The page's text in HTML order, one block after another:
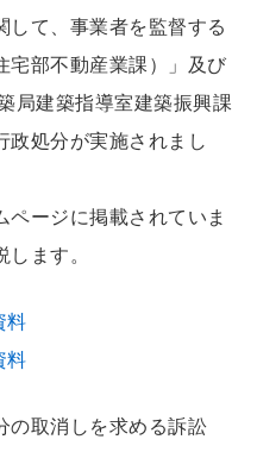
して、事業者を監督する
宅部不動産業課）」及び
局建築指導室建築振興課
政処分が実施されまし
ージに掲載されていま
ます。
料
料
の取消しを求める訴訟